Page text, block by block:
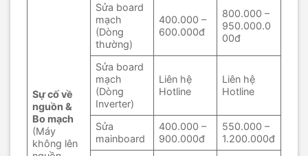
Sự cố về
nguồn &
Bo mạch
(Máy
không lên
Sửa board
mạch
(Dòng
thường)
400.000 –
600.000đ
800.000 –
950.000.0
00đ
Sửa board
mạch
(Dòng
Inverter)
Liên hệ
Hotline
Liên hệ
Hotline
Sửa
mainboard
400.000 –
900.000đ
550.000 –
1.200.000đ